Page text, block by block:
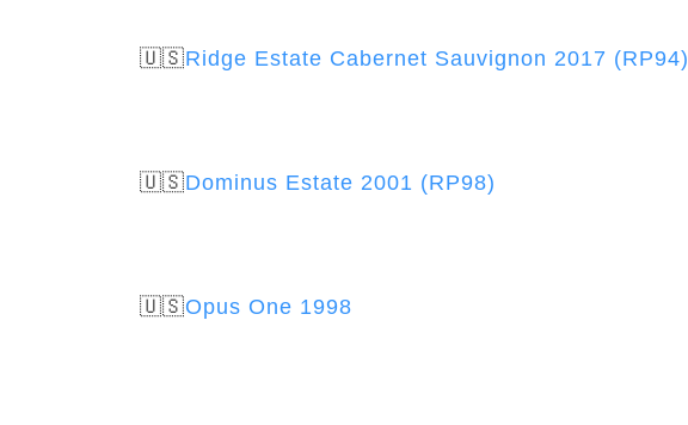
🇺🇸Ridge Estate Cabernet Sauvignon 2017 (RP94)
🇺🇸Dominus Estate 2001 (RP98)
🇺🇸Opus One 1998